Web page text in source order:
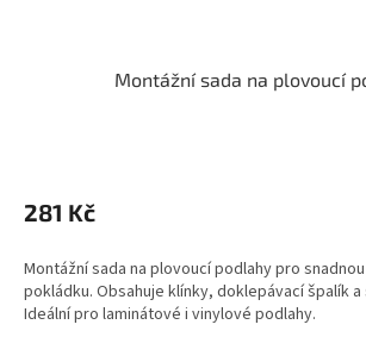
Montážní sada na plovoucí
281 Kč
Montážní sada na plovoucí podlahy pro
pokládku. Obsahuje klínky, doklepávací špalík a
Ideální pro laminátové i vinylové podlahy.